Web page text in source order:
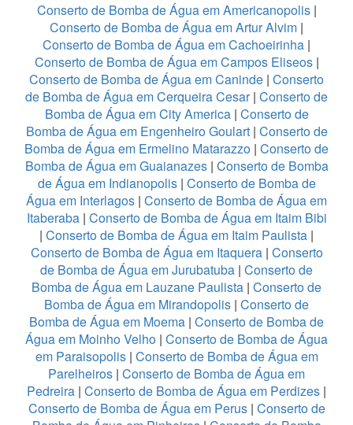
Conserto de Bomba de Água em Americanopolis |
Conserto de Bomba de Água em Artur Alvim |
Conserto de Bomba de Água em Cachoeirinha |
Conserto de Bomba de Água em Campos Eliseos |
Conserto de Bomba de Água em Caninde | Conserto
de Bomba de Água em Cerqueira Cesar| Conserto de
Bomba de Água em City America | Conserto de
Bomba de Água em Engenheiro Goulart | Conserto de
Bomba de Água em Ermelino Matarazzo | Conserto de
Bomba de Água em Guaianazes| Conserto de Bomba
de Água em Indianopolis| Conserto de Bomba de
Água em Interlagos | Conserto de Bomba de Água em
Itaberaba| Conserto de Bomba de Água em Itaim Bibi
| Conserto de Bomba de Água em Itaim Paulista |
Conserto de Bomba de Água em Itaquera| Conserto
de Bomba de Água em Jurubatuba | Conserto de
Bomba de Água em Lauzane Paulista | Conserto de
Bomba de Água em Mirandopolis | Conserto de
Bomba de Água em Moema | Conserto de Bomba de
Água em Moinho Velho | Conserto de Bomba de Água
em Paraisopolis| Conserto de Bomba de Água em
Parelheiros | Conserto de Bomba de Água em
Pedreira | Conserto de Bomba de Água em Perdizes |
Conserto de Bomba de Água em Perus| Conserto de